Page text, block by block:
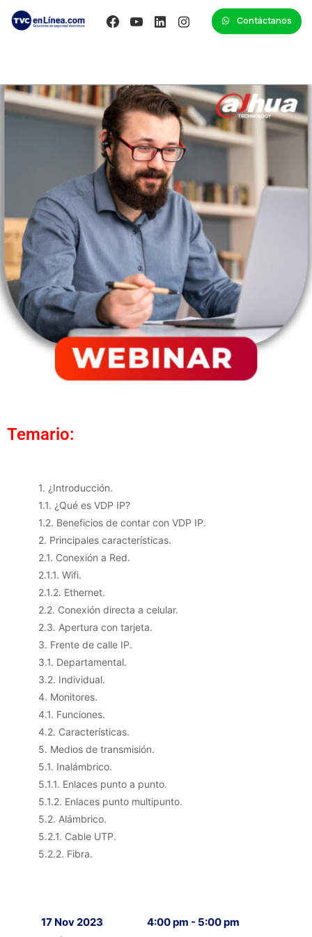
Contáctanos
Temario:
1. ¿Introducción.
1.1. ¿Qué es VDP IP?
1.2. Beneficios de contar con VDP IP.
2. Principales características.
2.1. Conexión a Red.
2.1.1. Wifi.
2.1.2. Ethernet.
2.2. Conexión directa a celular.
2.3. Apertura con tarjeta.
3. Frente de calle IP.
3.1. Departamental.
3.2. Individual.
4. Monitores.
4.1. Funciones.
4.2. Características.
5. Medios de transmisión.
5.1. Inalámbrico.
5.1.1. Enlaces punto a punto.
5.1.2. Enlaces punto multipunto.
5.2. Alámbrico.
5.2.1. Cable UTP.
5.2.2. Fibra.
17 Nov 2023
4:00 pm - 5:00 pm